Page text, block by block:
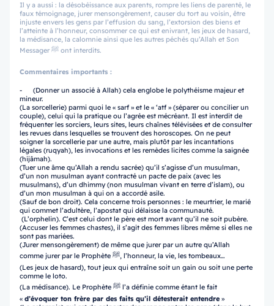
Il y a aussi : la désobéissance aux parents, rompre les liens de parenté, le
faux témoignage, jurer mensongèrement, causer du tort au voisin, être
injuste envers les gens par l’effusion du sang, l’extorsion des biens et
l’atteinte à l’honneur, consommer ce qui est enivrant, les jeux de hasard,
la médisance, la calomnie ainsi que les autres péchés qu’Allah et Son
Messager ﷺ ont interdits.
Commentaires importants :
- (Donner un associé à Allah) cela englobe le polythéisme majeur et
mineur.
(La sorcellerie) parmi quoi le « sarf » et le « ‘atf » (séparer ou concilier un
couple), celui qui la pratique ou l’agrée est mécréant. Il est interdit de
fréquenter les sorciers, leurs sites, leurs chaînes télévisées et de consulter
les revues dans lesquelles se trouvent des horoscopes. On ne peut
soigner la sorcellerie par une autre, mais plutôt par les incantations
légales (ruqyah), les invocations et les remèdes licites comme la saignée
(hijâmah).
(Tuer une âme qu’Allah a rendu sacrée) qu’il s’agisse d’un musulman,
d’un non musulman ayant contracté un pacte de paix (avec les
musulmans), d’un dhimmy (non musulman vivant en terre d’islam), ou
d’un mon musulman à qui on a accordé asile.
(Sauf de bon droit). Cela concerne trois personnes : le meurtrier, le marié
qui commet l’adultère, l’apostat qui délaisse la communauté.
(L’orphelin). C’est celui dont le père est mort avant qu’il ne soit pubère.
(Accuser les femmes chastes), il s’agit des femmes libres même si elles ne
sont pas mariées.
(Jurer mensongèrement) de même que jurer par un autre qu’Allah
comme jurer par le Prophète ﷺ, l’honneur, la vie, les tombeaux…
(Les jeux de hasard), tout jeux qui entraîne soit un gain ou soit une perte
comme le loto.
(La médisance). Le Prophète ﷺ l’a définie comme étant le fait
« d’évoquer ton frère par des faits qu’il détesterait entendre »